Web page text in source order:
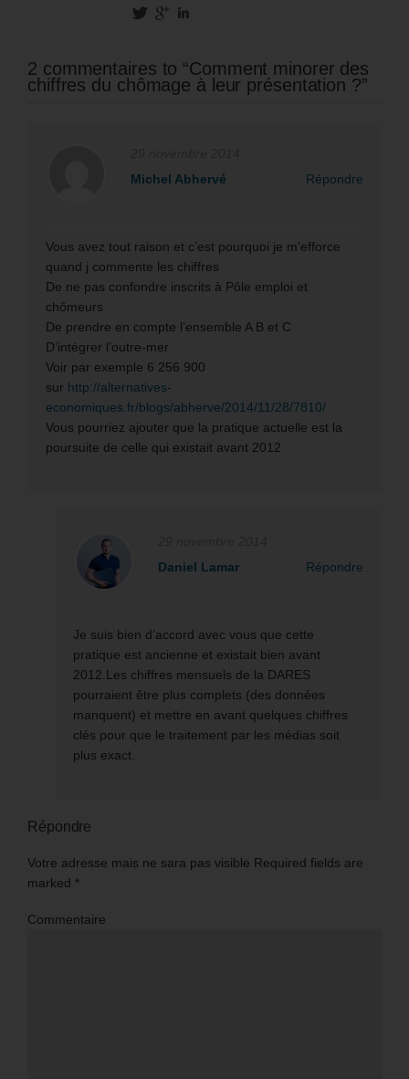
2 commentaires to “Comment minorer des
chiffres du chômage à leur présentation ?”
Michel Abhervé
Répondre
Vous avez tout raison et c’est pourquoi je m’efforce
quand j commente les chiffres
De ne pas confondre inscrits à Pôle emploi et
chômeurs
De prendre en compte l’ensemble A B et C
D’intégrer l’outre-mer
Voir par exemple 6 256 900
sur http://alternatives-
economiques.fr/blogs/abherve/2014/11/28/7810/
Vous pourriez ajouter que la pratique actuelle est la
poursuite de celle qui existait avant 2012
Daniel Lamar
Répondre
Je suis bien d’accord avec vous que cette
pratique est ancienne et existait bien avant
2012.Les chiffres mensuels de la DARES
pourraient être plus complets (des données
manquent) et mettre en avant quelques chiffres
clés pour que le traitement par les médias soit
plus exact.
Répondre
Votre adresse mais ne sara pas visible Required fields are
marked *
Commentaire